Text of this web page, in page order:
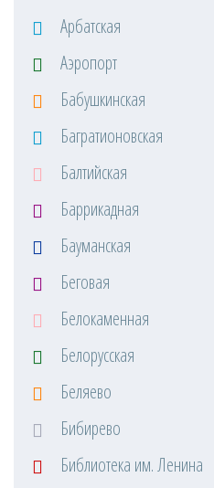
Арбатская
Аэропорт
Бабушкинская
Багратионовская
Балтийская
Баррикадная
Бауманская
Беговая
Белокаменная
Белорусская
Беляево
Бибирево
Библиотека им. Ленина